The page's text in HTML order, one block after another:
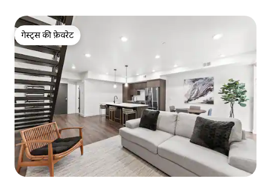
गेस्ट्स की फ़ेवरेट
गेस्ट्स की फ़ेवरेट